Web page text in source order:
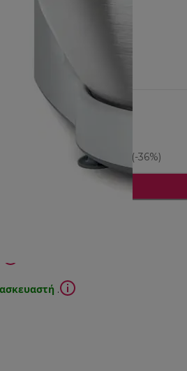
αρχική τιμή 264,90 €
30 ημέρες250,00 € (-36%)
.